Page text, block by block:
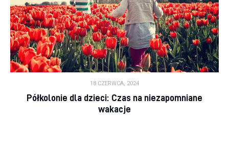
18 CZERWCA, 2024
Półkolonie dla dzieci: Czas na niezapomniane
wakacje